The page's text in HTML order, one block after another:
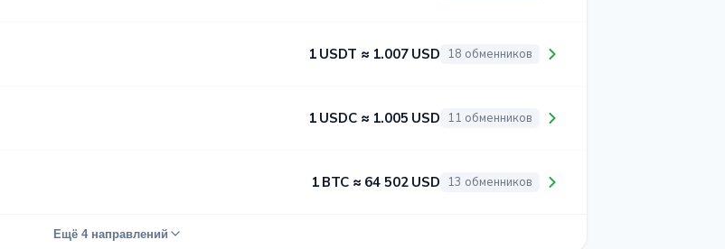
1 USDT ≈ 1.007 USD 18 обменников
1 USDC ≈ 1.005 USD 11 обменников
1 BTC ≈ 64 502 USD 13 обменников
Ещё 4 направлений